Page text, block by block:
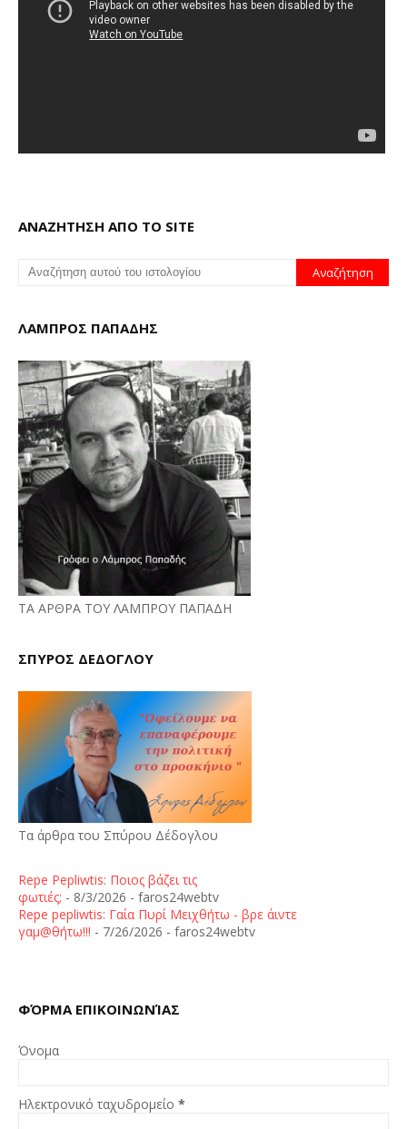
ΑΝΑΖΗΤΗΣΗ ΑΠΟ ΤΟ SITE
ΛΑΜΠΡΟΣ ΠΑΠΑΔΗΣ
ΤΑ ΑΡΘΡΑ ΤΟΥ ΛΑΜΠΡΟΥ ΠΑΠΑΔΗ
ΣΠΥΡΟΣ ΔΕΔΟΓΛΟΥ
Τα άρθρα του Σπύρου Δέδογλου
Repe Pepliwtis: Ποιος βάζει τις
φωτιές; - 8/3/2026 - faros24webtv
Repe pepliwtis: Γαία Πυρί Μειχθήτω - βρε άιντε
γαμ@θήτω!!! - 7/26/2026 - faros24webtv
ΦΌΡΜΑ ΕΠΙΚΟΙΝΩΝΊΑΣ
Όνομα
Ηλεκτρονικό ταχυδρομείο *